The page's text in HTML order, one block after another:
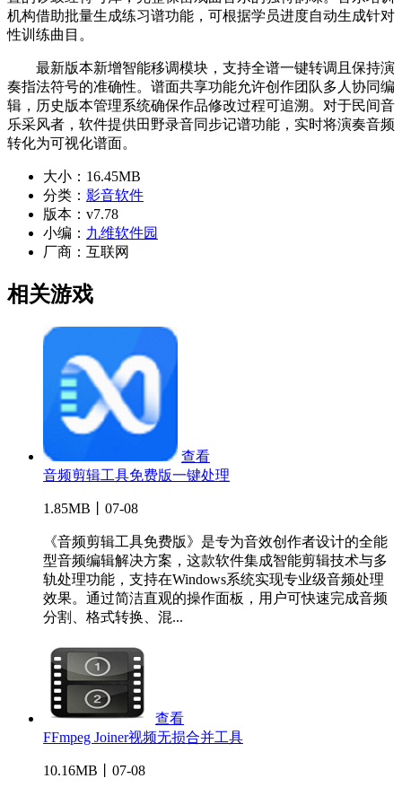
机构借助批量生成练习谱功能，可根据学员进度自动生成针对
性训练曲目。
最新版本新增智能移调模块，支持全谱一键转调且保持演
奏指法符号的准确性。谱面共享功能允许创作团队多人协同编
辑，历史版本管理系统确保作品修改过程可追溯。对于民间音
乐采风者，软件提供田野录音同步记谱功能，实时将演奏音频
转化为可视化谱面。
大小： 16.45MB
分类： 影音软件
版本： v7.78
小编： 九维软件园
厂商： 互联网
相关游戏
查看
音频剪辑工具免费版一键处理
1.85MB丨07-08
《音频剪辑工具免费版》是专为音效创作者设计的全能
型音频编辑解决方案，这款软件集成智能剪辑技术与多
轨处理功能，支持在Windows系统实现专业级音频处理
效果。通过简洁直观的操作面板，用户可快速完成音频
分割、格式转换、混...
查看
FFmpeg Joiner视频无损合并工具
10.16MB丨07-08